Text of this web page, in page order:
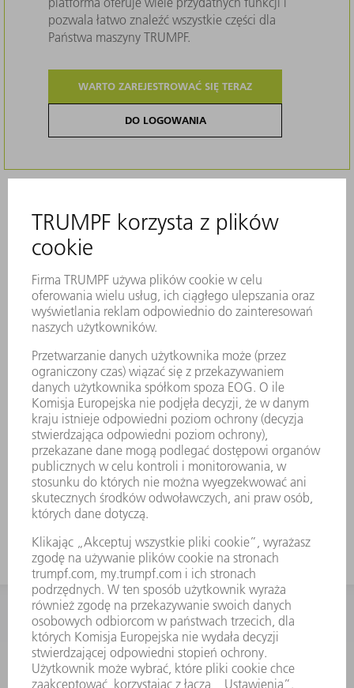
pozwala łatwo znaleźć wszystkie części dla
Państwa maszyny TRUMPF.
WARTO ZAREJESTROWAĆ SIĘ TERAZ
DO LOGOWANIA
Opis
Odpowiedni do OW308/K i OW308/S
Strefy robocze są utwardzane.
Na życzenie dostępne są modyfikacje
narzędzia.
KONTAKT
Dział Części Zamiennych i Narzędzi
48225753936
8.00 - 17.00